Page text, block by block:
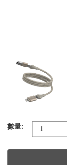
數量: